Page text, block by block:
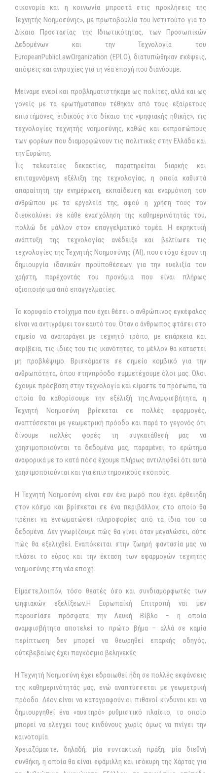
οικονομία και η κοινωνία μπροστά στις προκλήσεις της
Τεχνητής Νοημοσύνης», με πρωτοβουλία του Ινστιτούτο για το
Δίκαιο Προστασίας της Ιδιωτικότητας, των Προσωπικών
Δεδομένων και την Τεχνολογία του
EuropeanPublicLawOrganization (EPLO), διατυπώθηκαν σκέψεις,
απόψεις και ανησυχίες για τη νέα εποχή που διανύουμε.
Μείναμε ενεοί και προβληματιστήκαμε ως πολίτες, αλλά και ως
γονείς με τα ερωτήματαπου τέθηκαν από τους εξαίρετους
επιστήμονες, ειδικούς στο δίκαιο της «ψηφιακής ηθικής», τις
τεχνολογίες τεχνητής νοημοσύνης, καθώς και εκπροσώπους
των φορέων που διαμορφώνουν τις πολιτικές στην Ελλάδα και
την Ευρώπη.
Τις τελευταίες δεκαετίες, παρατηρείται διαρκής και
επιταχυνόμενη εξέλιξη της τεχνολογίας, η οποία καθιστά
απαραίτητη την ενημέρωση, εκπαίδευση και εναρμόνιση του
ανθρώπου με τα εργαλεία της, αφού η χρήση τους τον
διευκολύνει σε κάθε ενασχόληση της καθημερινότητάς του,
πολλώ δε μάλλον στον επαγγελματικό τομέα. Η εκρηκτική
ανάπτυξη της τεχνολογίας ανέδειξε και βελτίωσε τις
τεχνολογίες της Τεχνητής Νοημοσύνης (AI), που στόχο έχουν τη
δημιουργία ιδανικών προϋποθέσεων για την ευελιξία του
χρήστη, παρέχοντάς του προνόμια που είναι πλήρως
αξιοποιήσιμα από επαγγελματίες.
Το κορυφαίο στοίχημα που έχει θέσει ο ανθρώπινος εγκέφαλος
είναι να αντιγράψει τον εαυτό του. Όταν ο άνθρωπος φτάσει στο
σημείο να αναπαράγει με τεχνητό τρόπο, με επάρκεια και
ακρίβεια, τις ίδιες του τις ικανότητες, το μέλλον θα καταστεί
μη προβλέψιμο. Βρισκόμαστε σε σημείο κομβικό για την
ανθρωπότητα, όπου στηνπρόοδο συμμετέχουμε όλοι μας. Όλοι
έχουμε πρόσβαση στην τεχνολογία και είμαστε τα πρόσωπα, τα
οποία θα καθορίσουμε την εξέλιξή της.Αναμφισβήτητα, η
Τεχνητή Νοημοσύνη βρίσκεται σε πολλές εφαρμογές,
αναπτύσσεται με γεωμετρική πρόοδο και παρά το γεγονός ότι
δίνουμε πολλές φορές τη συγκατάθεσή μας να
χρησιμοποιούνται τα δεδομένα μας, παραμένει το ερώτημα
αναφορικά με το κατά πόσο έχουμε πλήρως αντιληφθεί ότι αυτά
χρησιμοποιούνται και για επιστημονικούς σκοπούς.
Η Τεχνητή Νοημοσύνη είναι σαν ένα μωρό που έχει έρθειήδη
στον κόσμο και βρίσκεται σε ένα περιβάλλον, στο οποίο θα
πρέπει να ενσωματώσει πληροφορίες από τα ίδια του τα
δεδομένα. Δεν γνωρίζουμε πώς θα γίνει όταν μεγαλώσει, ούτε
πώς θα εξελιχθεί. Εναπόκειται στην ζωηρή φαντασία μας να
πλάσει το εύρος και την έκταση των εφαρμογών τεχνητής
νοημοσύνης στη νέα εποχή.
Είμαστε,λοιπόν, τόσο θεατές όσο και συνδιαμορφωτές των
ψηφιακών εξελίξεων.Η Ευρωπαϊκή Επιτροπή ναι μεν
παρουσίασε πρόσφατα την Λευκή Βίβλο – η οποία
αναμφισβήτητα αποτελεί το πρώτο βήμα – αλλά σε καμία
περίπτωση δεν μπορεί να θεωρηθεί επαρκής οδηγός,
ούτεβεβαίως έχει παγκόσμιο βεληνεκές.
Η Τεχνητή Νοημοσύνη έχει εδραιωθεί ήδη σε πολλές εκφάνσεις
της καθημερινότητάς μας, ενώ αναπτύσσεται με γεωμετρική
πρόοδο. Δέον είναι να καταγραφούν οι πιθανοί κίνδυνοι και να
δημιουργηθεί ένα «αυστηρό» ρυθμιστικό πλαίσιο, το οποίο
μπορεί να ελέγχει τους κινδύνους χωρίς όμως να πνίγει την
καινοτομία.
Χρειαζόμαστε, δηλαδή, μία συντακτική πράξη, μία διεθνή
συνθήκη, η οποία θα είναι εφάμιλλη και ισόκυρη της Χάρτας για